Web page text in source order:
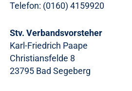
Telefon: (0160) 4159920
Stv. Verbandsvorsteher
Karl-Friedrich Paape
Christiansfelde 8
23795 Bad Segeberg